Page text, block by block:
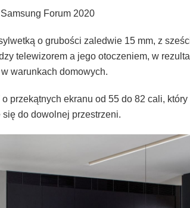
Forum 2020
o grubości zaledwie 15 mm, z
telewizorem a jego otoczeniem, w
warunkach domowych.
o przekątnych ekranu od 55 do 82 cali,
do dowolnej przestrzeni.